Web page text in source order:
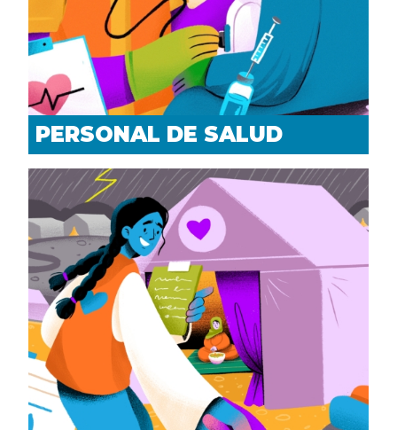
PERSONAL DE SALUD